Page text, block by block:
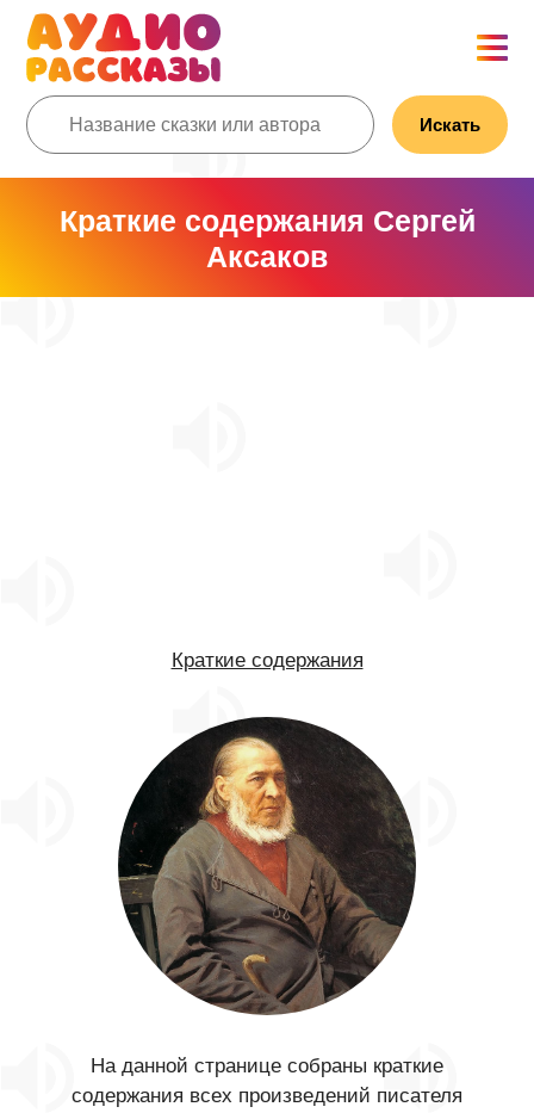
Искать
Краткие содержания Сергей
Аксаков
Краткие содержания
На данной странице собраны краткие
содержания всех произведений писателя